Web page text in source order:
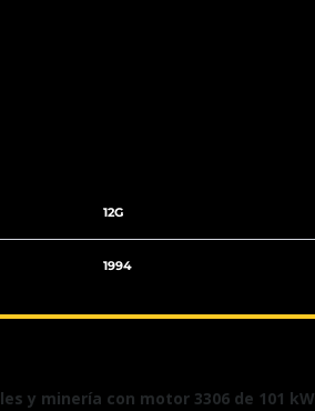
12G
1994
y minería con motor 3306 de 101 kW